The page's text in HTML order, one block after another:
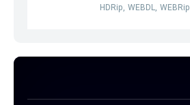
HDRip, WEBDL, WEBRip